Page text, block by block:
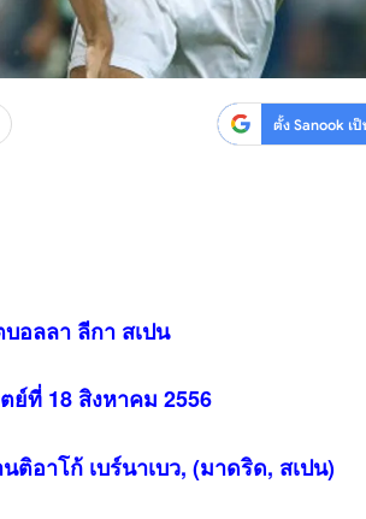
ตั้ง Sanook เ
อลลา ลีกา สเปน
ย์ที่ 18 สิงหาคม 2556
ติอาโก้ เบร์นาเบว, (มาดริด, สเปน)